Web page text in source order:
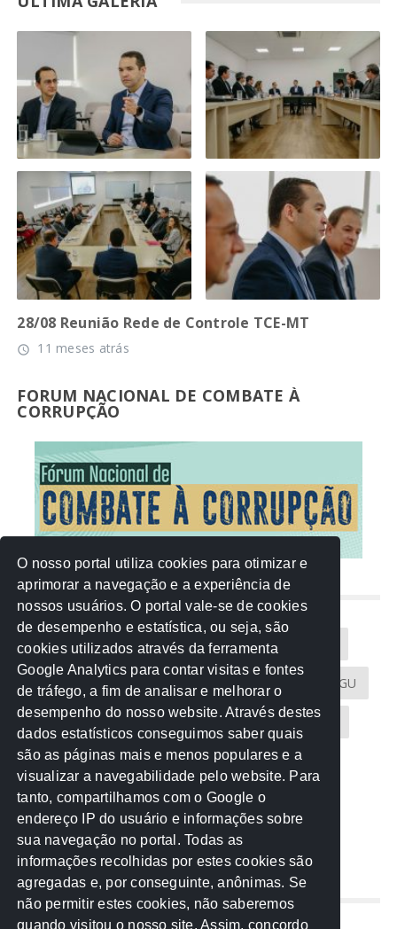
28/08 Reunião Rede de Controle TCE-MT
access_time 11 meses atrás
FORUM NACIONAL DE COMBATE À
CORRUPÇÃO
NUVEM DE TAGS
Acontece na Rede AGU AMM
Atricon Audicom CAU-MT CGU
CREA-MT Eventos MPC-MT MPE-MT
MPF Notícias PF PGE-MT PGR
Receita Federal Sem categoria
TCE-MT TCU TRE
REDE NOS ESTADOS
O nosso portal utiliza cookies para otimizar e
aprimorar a navegação e a experiência de
nossos usuários. O portal vale-se de cookies
de desempenho e estatística, ou seja, são
cookies utilizados através da ferramenta
Google Analytics para contar visitas e fontes
de tráfego, a fim de analisar e melhorar o
desempenho do nosso website. Através destes
dados estatísticos conseguimos saber quais
são as páginas mais e menos populares e a
visualizar a navegabilidade pelo website. Para
tanto, compartilhamos com o Google o
endereço IP do usuário e informações sobre
sua navegação no portal. Todas as
informações recolhidas por estes cookies são
agregadas e, por conseguinte, anônimas. Se
não permitir estes cookies, não saberemos
quando visitou o nosso site. Assim, concordo